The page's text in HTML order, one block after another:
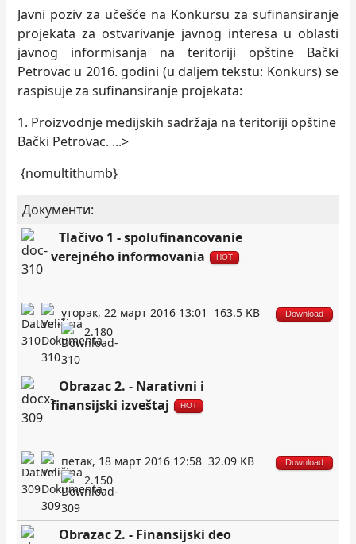
Javni poziv za učešće na Konkursu za sufinansiranje
projekata za ostvarivanje javnog interesa u oblasti
javnog informisanja na teritoriji opštine Bački
Petrovac u 2016. godini (u dalјem tekstu: Konkurs) se
raspisuje za sufinansiranje projekata:
1. Proizvodnje medijskih sadržaja na teritoriji opštine
Bački Petrovac. ...>
{nomultithumb}
Документи:
Tlačivo 1 - spolufinancovanie
verejného informovania
HOT
уторак, 22 март 2016 13:01
163.5 KB
2.180
Download
Obrazac 2. - Narativni i
finansijski izveštaj
HOT
петак, 18 март 2016 12:58 32.09 KB
2.150
Download
Obrazac 2. - Finansijski deo